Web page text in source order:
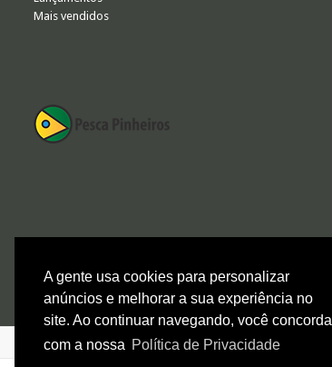
A gente usa cookies para personalizar
anúncios e melhorar a sua experiência no
site. Ao continuar navegando, você concorda
com a nossa Política de Privacidade
Mais vendidos